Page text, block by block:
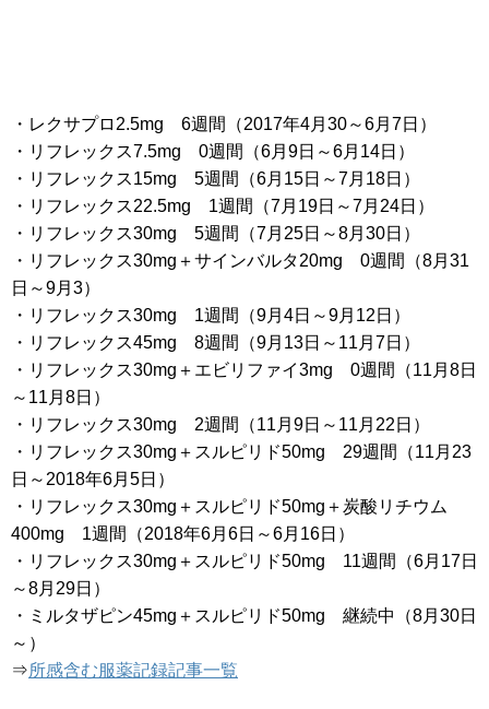
・レクサプロ2.5mg 6週間（2017年4月30～6月7日）
・リフレックス7.5mg 0週間（6月9日～6月14日）
・リフレックス15mg 5週間（6月15日～7月18日）
・リフレックス22.5mg 1週間（7月19日～7月24日）
・リフレックス30mg 5週間（7月25日～8月30日）
・リフレックス30mg＋サインバルタ20mg 0週間（8月31
日～9月3）
・リフレックス30mg 1週間（9月4日～9月12日）
・リフレックス45mg 8週間（9月13日～11月7日）
・リフレックス30mg＋エビリファイ3mg 0週間（11月8日
～11月8日）
・リフレックス30mg 2週間（11月9日～11月22日）
・リフレックス30mg＋スルピリド50mg 29週間（11月23
日～2018年6月5日）
・リフレックス30mg＋スルピリド50mg＋炭酸リチウム
400mg 1週間（2018年6月6日～6月16日）
・リフレックス30mg＋スルピリド50mg 11週間（6月17日
～8月29日）
・ミルタザピン45mg＋スルピリド50mg 継続中（8月30日
～）
⇒所感含む服薬記録記事一覧